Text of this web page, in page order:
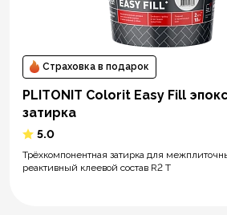
Страховка в подарок
PLITONIT Colorit Easy Fill
затирка
5.0
Трёхкомпонентная затирка для
реактивный клеевой состав R2 T